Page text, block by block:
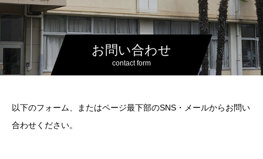
お問い合わせ
contact form
以下のフォーム、またはページ最下部のSNS・メールからお問い
合わせください。